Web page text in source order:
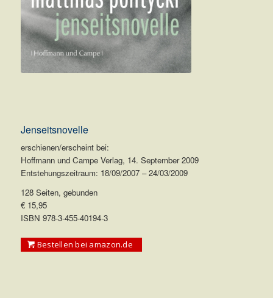
Jenseitsnovelle
erschienen/erscheint bei:
Hoffmann und Campe Verlag, 14. September 2009
Entstehungszeitraum: 18/09/2007 – 24/03/2009
128 Seiten, gebunden
€ 15,95
ISBN 978-3-455-40194-3
Bestellen bei amazon.de